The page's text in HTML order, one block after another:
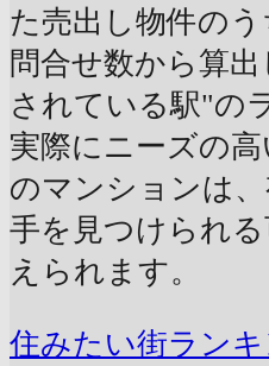
た売出し物件のう
問合せ数から算
されている駅"の
実際にニーズの
のマンションは
手を見つけられ
えられます。
住みたい街ラン